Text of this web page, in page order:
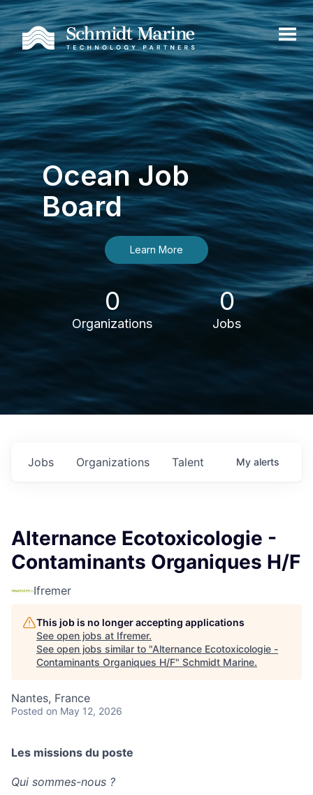
Ocean Job
Board
Learn More
0
Organizations
0
Jobs
Jobs Organizations Talent My alerts
Alternance Ecotoxicologie -
Contaminants Organiques H/F
Ifremer
This job is no longer accepting applications
See open jobs at Ifremer.
See open jobs similar to "Alternance Ecotoxicologie -
Contaminants Organiques H/F" Schmidt Marine.
Nantes, France
Posted on May 12, 2026
Les missions du poste
Qui sommes-nous ?